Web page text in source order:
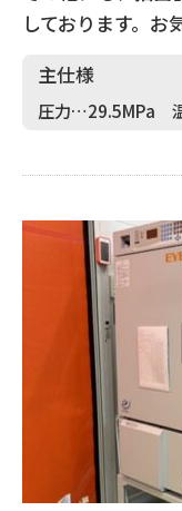
しております。お
主仕様
圧力…29.5MPa